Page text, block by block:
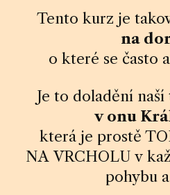
Tento kurz je
na
o které se často
Je to doladění naší
v onu
která je prostě
NA VRCHOLU v
pohybu